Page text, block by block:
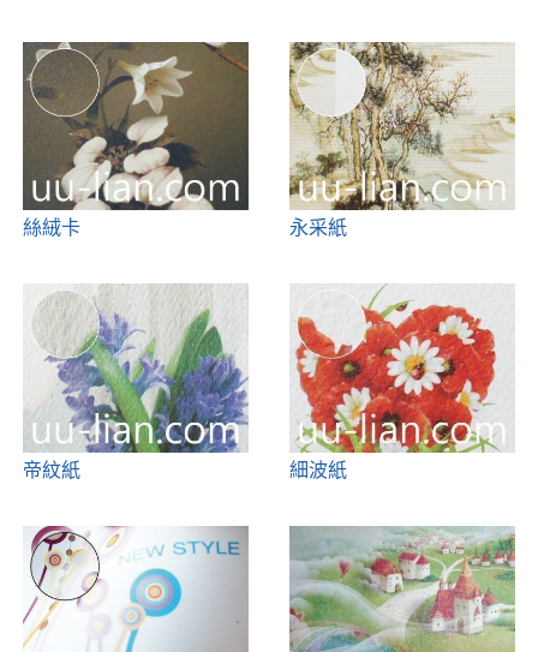
絲絨卡 永采紙
帝紋紙 細波紙